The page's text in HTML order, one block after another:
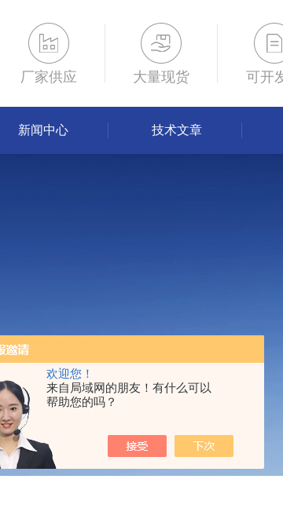
欢迎您！
来自局域网的朋友！有什么可以
帮助您的吗？
厂家供应 大量现货 可开
新闻中心 技术文章